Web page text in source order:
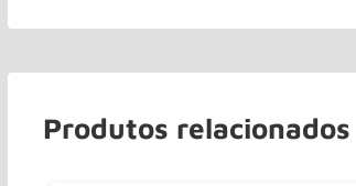
Produtos relacionados